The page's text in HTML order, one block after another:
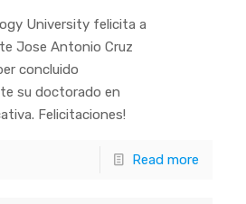
University felicita a
Jose Antonio Cruz
concluido
su doctorado en
Felicitaciones!
Read more